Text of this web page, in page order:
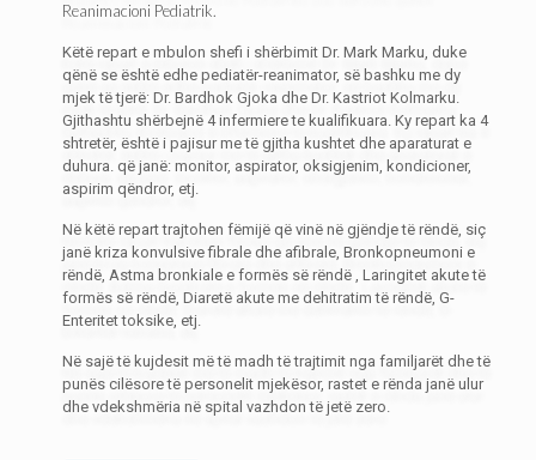
Reanimacioni Pediatrik.
Këtë repart e mbulon shefi i shërbimit Dr. Mark Marku, duke
qënë se është edhe pediatër-reanimator, së bashku me dy
mjek të tjerë: Dr. Bardhok Gjoka dhe Dr. Kastriot Kolmarku.
Gjithashtu shërbejnë 4 infermiere te kualifikuara. Ky repart ka 4
shtretër, është i pajisur me të gjitha kushtet dhe aparaturat e
duhura. që janë: monitor, aspirator, oksigjenim, kondicioner,
aspirim qëndror, etj.
Në këtë repart trajtohen fëmijë që vinë në gjëndje të rëndë, siç
janë kriza konvulsive fibrale dhe afibrale, Bronkopneumoni e
rëndë, Astma bronkiale e formës së rëndë , Laringitet akute të
formës së rëndë, Diaretë akute me dehitratim të rëndë, G-
Enteritet toksike, etj.
Në sajë të kujdesit më të madh të trajtimit nga familjarët dhe të
punës cilësore të personelit mjekësor, rastet e rënda janë ulur
dhe vdekshmëria në spital vazhdon të jetë zero.